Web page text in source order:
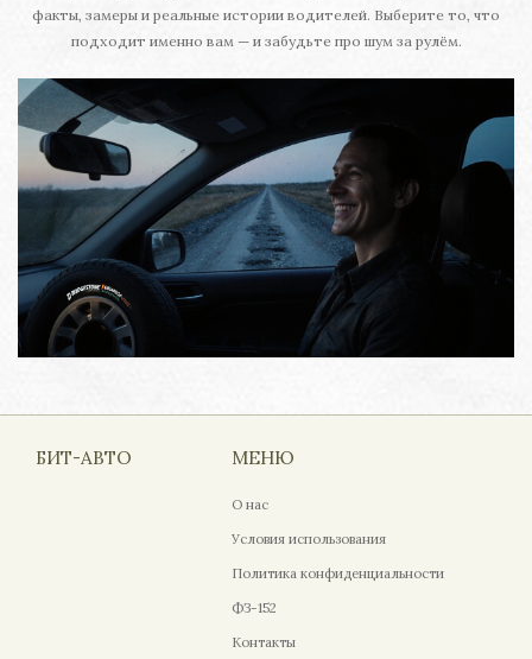
факты, замеры и реальные истории водителей. Выберите то, что
подходит именно вам — и забудьте про шум за рулём.
БИТ-АВТО МЕНЮ
О нас
Условия использования
Политика конфиденциальности
ФЗ-152
Контакты